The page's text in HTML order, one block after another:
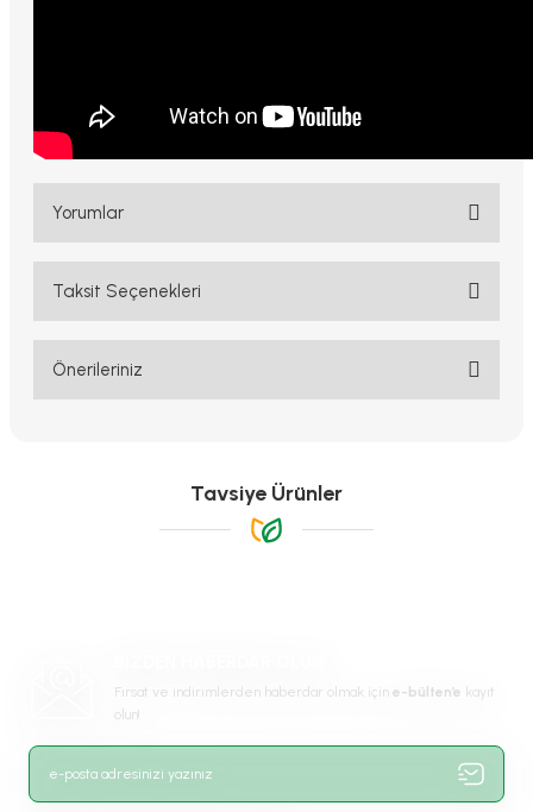
Yorumlar
Bu ürüne ilk yorumu siz yapın!
Taksit Seçenekleri
Önerileriniz
Görüş ve önerileriniz için teşekkür ederiz.
Ürün resmi kalitesiz, bozuk veya görüntülenemiyor.
Tavsiye Ürünler
Glayöl Soğanı - Blue Jay - Lila
Fırsat ve indirimlerden haberdar olmak için e-bülten’e kayıt
olun!